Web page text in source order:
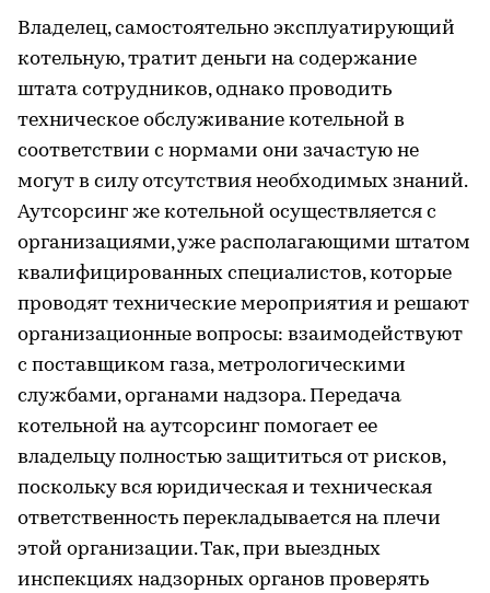
Владелец, самостоятельно эксплуатирующий
котельную, тратит деньги на содержание
штата сотрудников, однако проводить
техническое обслуживание котельной в
соответствии с нормами они зачастую не
могут в силу отсутствия необходимых знаний.
Аутсорсинг же котельной осуществляется с
организациями, уже располагающими штатом
квалифицированных специалистов, которые
проводят технические мероприятия и решают
организационные вопросы: взаимодействуют
с поставщиком газа, метрологическими
службами, органами надзора. Передача
котельной на аутсорсинг помогает ее
владельцу полностью защититься от рисков,
поскольку вся юридическая и техническая
ответственность перекладывается на плечи
этой организации. Так, при выездных
инспекциях надзорных органов проверять